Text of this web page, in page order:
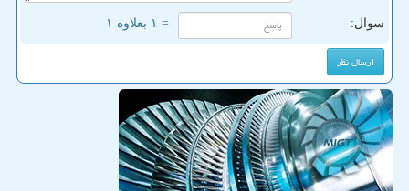
سوال: = ۱ بعلاوه ۱